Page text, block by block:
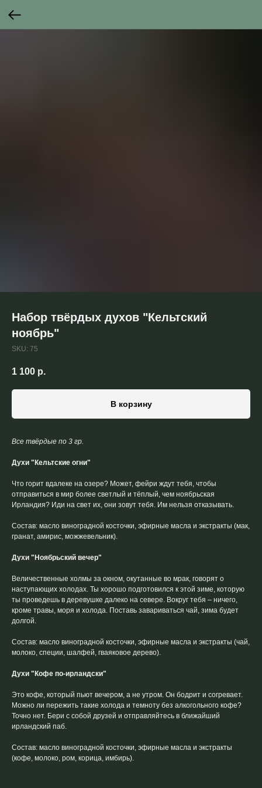
Набор твёрдых духов "Кельтский
ноябрь"
SKU: 75
1 100 р.
В корзину
Все твёрдые по 3 гр.
Духи "Кельтские огни"
Что горит вдалеке на озере? Может, фейри ждут тебя, чтобы
отправиться в мир более светлый и тёплый, чем ноябрьская
Ирландия? Иди на свет их, они зовут тебя. Им нельзя отказывать.
Состав: масло виноградной косточки, эфирные масла и экстракты (мак,
гранат, амирис, можжевельник).
Духи "Ноябрьский вечер"
Величественные холмы за окном, окутанные во мрак, говорят о
наступающих холодах. Ты хорошо подготовился к этой зиме, которую
ты проведешь в деревушке далеко на севере. Вокруг тебя – ничего,
кроме травы, моря и холода. Поставь завариваться чай, зима будет
долгой.
Состав: масло виноградной косточки, эфирные масла и экстракты (чай,
молоко, специи, шалфей, гваяковое дерево).
Духи "Кофе по-ирландски"
Это кофе, который пьют вечером, а не утром. Он бодрит и согревает.
Можно ли пережить такие холода и темноту без алкогольного кофе?
Точно нет. Бери с собой друзей и отправляйтесь в ближайший
ирландский паб.
Состав: масло виноградной косточки, эфирные масла и экстракты
(кофе, молоко, ром, корица, имбирь).